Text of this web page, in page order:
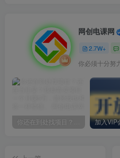
网创电课网
2.7W+
你必须十分努
你还在到处找项目？还在当韭菜？我却靠卖项目一个月赚5万，曾经我也和你一样懵懂。